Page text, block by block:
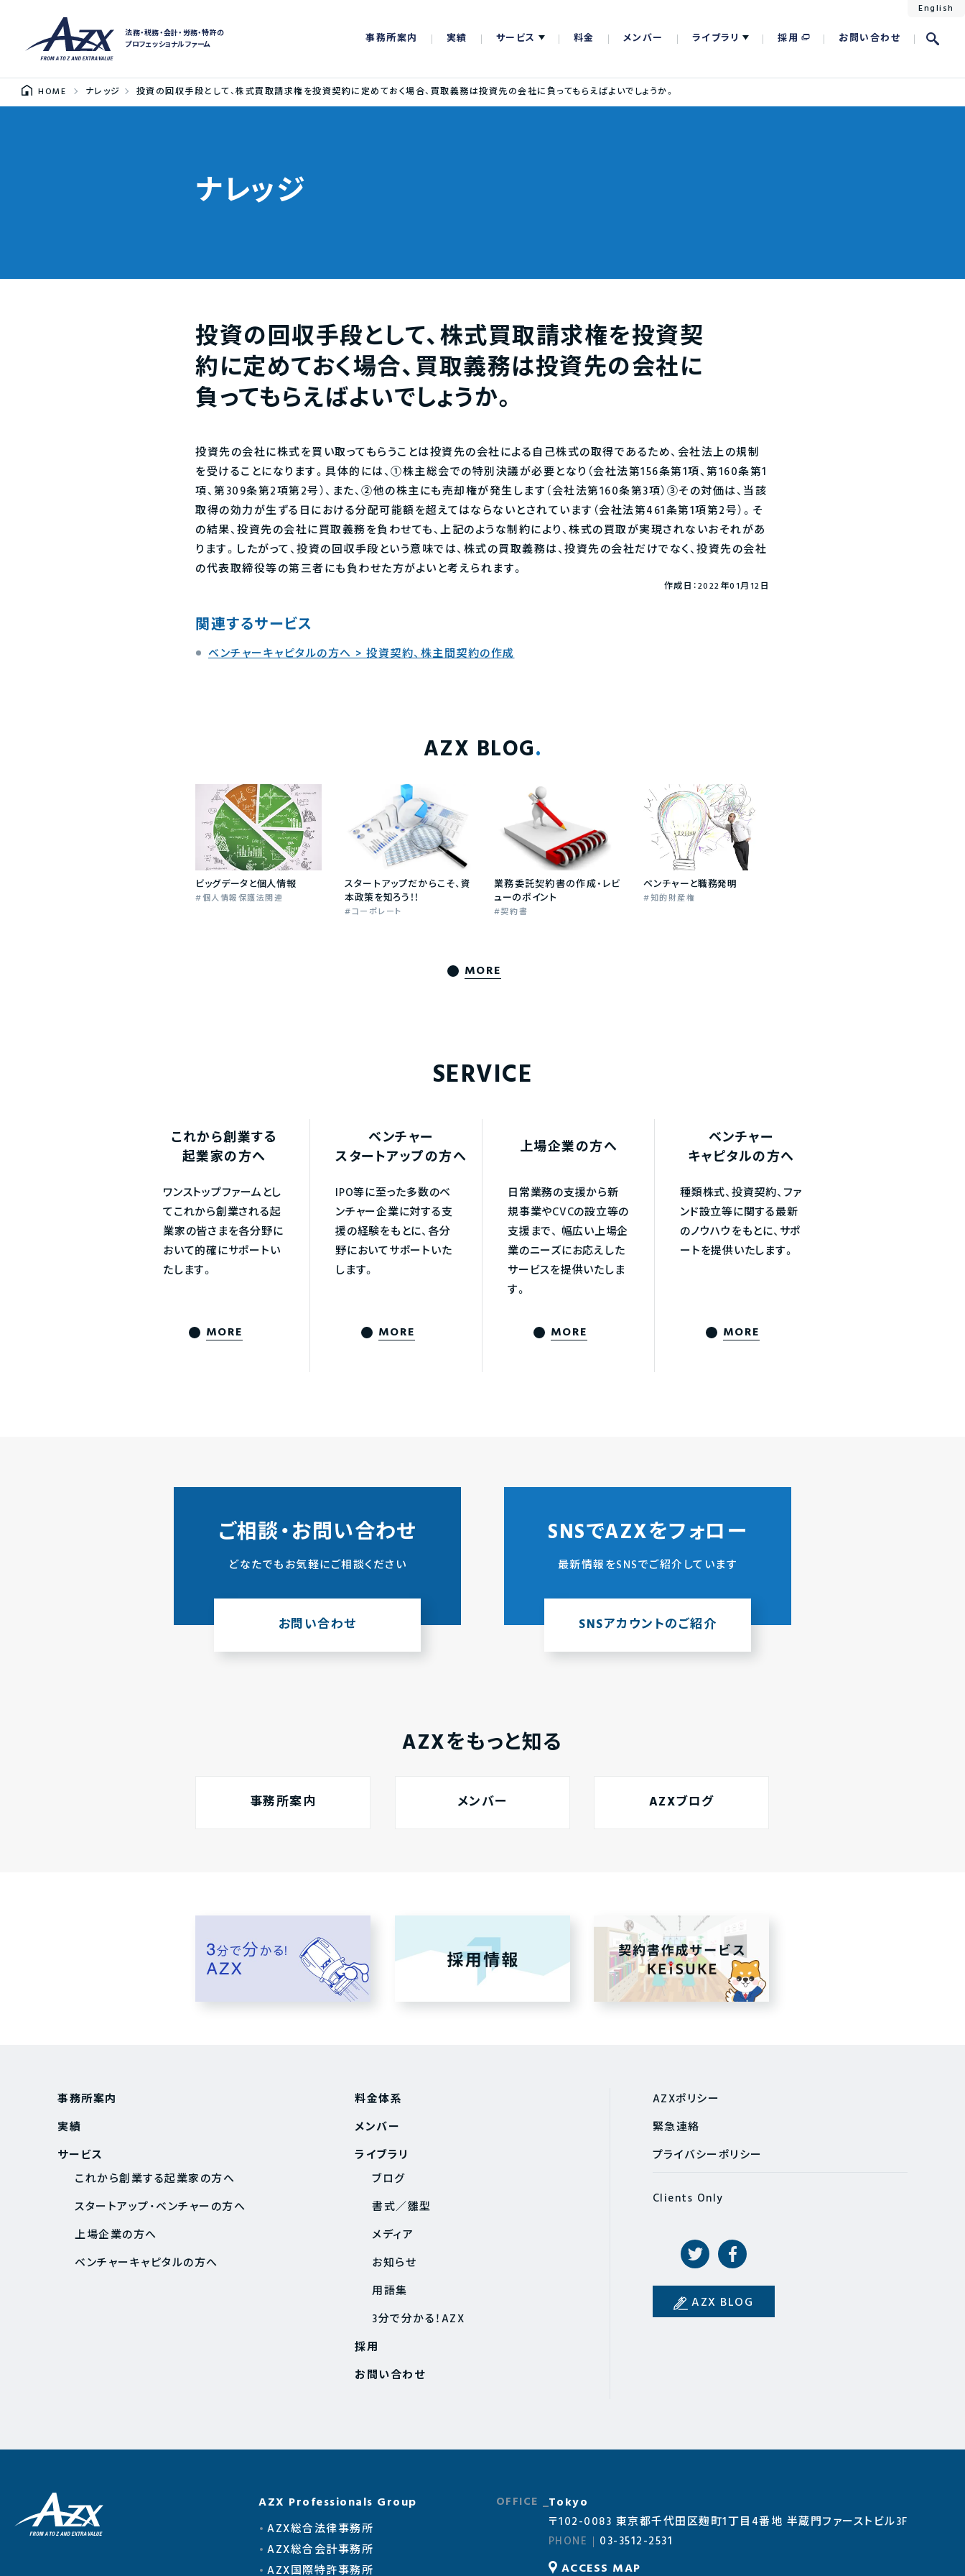
法務・税務・会計・労務・特許の
プロフェッショナルファーム
事務所案内 実績 サービス 料金 メンバー ライブラリ 採用 お問い合わせ
English
HOME ナレッジ 投資の回収手段として、株式買取請求権を投資契約に定めておく場合、買取義務は投資先の会社に負ってもらえばよいでしょうか。
ナレッジ
投資の回収手段として、株式買取請求権を投資契
約に定めておく場合、買取義務は投資先の会社に
負ってもらえばよいでしょうか。
投資先の会社に株式を買い取ってもらうことは投資先の会社による自己株式の取得であるため、会社法上の規制
を受けることになります。具体的には、①株主総会での特別決議が必要となり（会社法第156条第1項、第160条第1
項、第309条第2項第2号）、また、②他の株主にも売却権が発生します（会社法第160条第3項）③その対価は、当該
取得の効力が生ずる日における分配可能額を超えてはならないとされています（会社法第461条第1項第2号）。そ
の結果、投資先の会社に買取義務を負わせても、上記のような制約により、株式の買取が実現されないおそれがあ
ります。したがって、投資の回収手段という意味では、株式の買取義務は、投資先の会社だけでなく、投資先の会社
の代表取締役等の第三者にも負わせた方がよいと考えられます。
作成日：2022年01月12日
関連するサービス
ベンチャーキャピタルの方へ > 投資契約、株主間契約の作成
AZX BLOG
ビッグデータと個人情報
個人情報保護法関連
スタートアップだからこそ、資
本政策を知ろう！！
コーポレート
業務委託契約書の作成・レビ
ューのポイント
契約書
ベンチャーと職務発明
知的財産権
MORE
SERVICE
これから創業する
起業家の方へ
ワンストップファームとし
てこれから創業される起
業家の皆さまを各分野に
おいて的確にサポートい
たします。
MORE
ベンチャー
スタートアップの方へ
IPO等に至った多数のベ
ンチャー企業に対する支
援の経験をもとに、各分
野においてサポートいた
します。
MORE
上場企業の方へ
日常業務の支援から新
規事業やCVCの設立等の
支援まで、 幅広い上場企
業のニーズにお応えした
サービスを提供いたしま
す。
MORE
ベンチャー
キャピタルの方へ
種類株式、投資契約、ファ
ンド設立等に関する最新
のノウハウをもとに、サポ
ートを提供いたします。
MORE
ご相談・お問い合わせ
どなたでもお気軽にご相談ください
お問い合わせ
SNSでAZXをフォロー
最新情報をSNSでご紹介しています
SNSアカウントのご紹介
AZXをもっと知る
事務所案内 メンバー AZXブログ
事務所案内
実績
サービス
これから創業する起業家の方へ
スタートアップ・ベンチャーの方へ
上場企業の方へ
ベンチャーキャピタルの方へ
料金体系
メンバー
ライブラリ
ブログ
書式／雛型
メディア
お知らせ
用語集
3分で分かる！AZX
採用
お問い合わせ
AZXポリシー
緊急連絡
プライバシーポリシー
Clients Only
AZX BLOG
AZX Professionals Group
AZX総合法律事務所
AZX総合会計事務所
AZX国際特許事務所
Tokyo
〒102-0083 東京都千代田区麹町1丁目4番地 半蔵門ファーストビル3F
03-3512-2531
ACCESS MAP